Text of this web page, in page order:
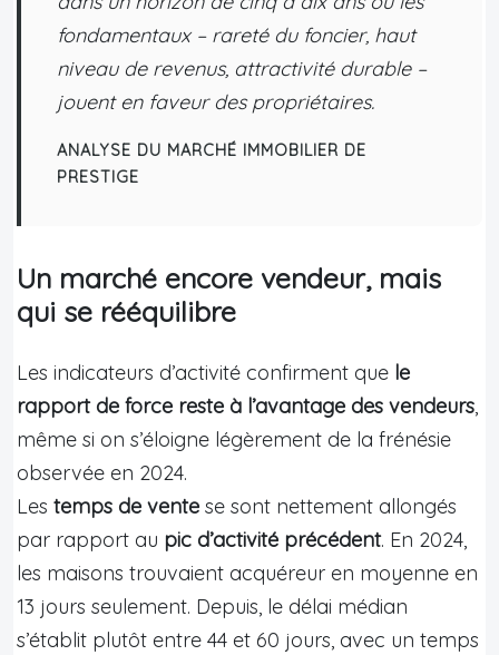
fondamentaux – rareté du foncier, haut
niveau de revenus, attractivité durable –
jouent en faveur des propriétaires.
ANALYSE DU MARCHÉ IMMOBILIER DE
PRESTIGE
Un marché encore vendeur, mais
qui se rééquilibre
Les indicateurs d’activité confirment que le
rapport de force reste à l’avantage des vendeurs,
même si on s’éloigne légèrement de la frénésie
observée en 2024.
Les temps de vente se sont nettement allongés
par rapport au pic d’activité précédent. En 2024,
les maisons trouvaient acquéreur en moyenne en
13 jours seulement. Depuis, le délai médian
s’établit plutôt entre 44 et 60 jours, avec un temps